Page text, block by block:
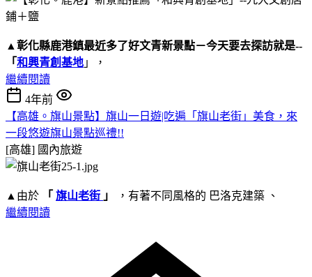
▲ 彰化縣鹿港鎮最近多了好文青新景點－今天要去探訪就是--
「和興青創基地 」，
繼續閱讀
4年前
【高雄。旗山景點】旗山一日遊|吃遍「旗山老街」美食，來
一段悠遊旗山景點巡禮!!
[高雄] 國內旅遊
▲由於 「 旗山老街 」
，有著不同風格的 巴洛克建築 、
繼續閱讀